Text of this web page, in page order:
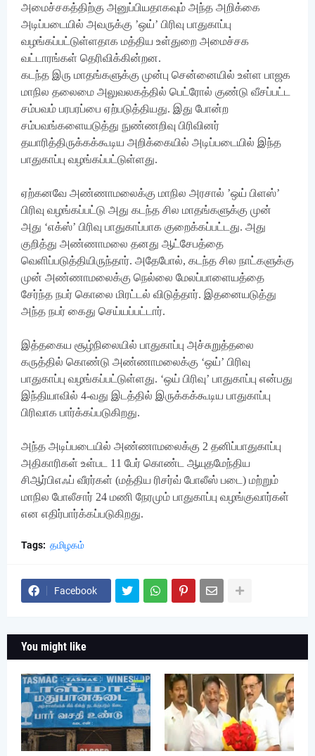
அமைச்சகத்திற்கு அனுப்பியதாகவும் அந்த அறிக்கை
அடிப்படையில் அவருக்கு ’ஒய்’ பிரிவு பாதுகாப்பு
வழங்கப்பட்டுள்ளதாக மத்திய உள்துறை அமைச்சக
வட்டாரங்கள் தெரிவிக்கின்றன.
கடந்த இரு மாதங்களுக்கு முன்பு சென்னையில் உள்ள பாஜக
மாநில தலைமை அலுவலகத்தில் பெட்ரோல் குண்டு வீசப்பட்ட
சம்பவம் பரபரப்பை ஏற்படுத்தியது. இது போன்ற
சம்பவங்களையடுத்து நுண்ணறிவு பிரிவினர்
தயாரித்திருக்கக்கூடிய அறிக்கையில் அடிப்படையில் இந்த
பாதுகாப்பு வழங்கப்பட்டுள்ளது.
ஏற்கனவே அண்ணாமலைக்கு மாநில அரசால் ’ஒய் பிளஸ்’
பிரிவு வழங்கப்பட்டு அது கடந்த சில மாதங்களுக்கு முன்
அது ‘எக்ஸ்’ பிரிவு பாதுகாப்பாக குறைக்கப்பட்டது. அது
குறித்து அண்ணாமலை தனது ஆட்சேபத்தை
வெளிப்படுத்தியிருந்தார். அதேபோல், கடந்த சில நாட்களுக்கு
முன் அண்ணாமலைக்கு நெல்லை மேலப்பாளையத்தை
சேர்ந்த நபர் கொலை மிரட்டல் விடுத்தார். இதனையடுத்து
அந்த நபர் கைது செய்யப்பட்டார்.
இத்தகைய சூழ்நிலையில் பாதுகாப்பு அச்சுறுத்தலை
கருத்தில் கொண்டு அண்ணாமலைக்கு ‘ஒய்’ பிரிவு
பாதுகாப்பு வழங்கப்பட்டுள்ளது. ‘ஒய் பிரிவு’ பாதுகாப்பு என்பது
இந்தியாவில் 4-வது இடத்தில் இருக்கக்கூடிய பாதுகாப்பு
பிரிவாக பார்க்கப்படுகிறது.
அந்த அடிப்படையில் அண்ணாமலைக்கு 2 தனிப்பாதுகாப்பு
அதிகாரிகள் உள்பட 11 பேர் கொண்ட ஆயுதமேந்திய
சிஆர்பிஎஃப் வீரர்கள் (மத்திய ரிசர்வ் போலீஸ் படை) மற்றும்
மாநில போலீசார் 24 மணி நேரமும் பாதுகாப்பு வழங்குவார்கள்
என எதிர்பார்க்கப்படுகிறது.
Tags: தமிழகம்
Facebook
You might like